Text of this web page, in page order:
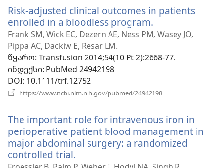
Risk-adjusted clinical outcomes in patients
enrolled in a bloodless program.
ახალი
Frank SM, Wick EC, Dezern AE, Ness PM, Wasey JO,
Pippa AC, Dackiw E, Resar LM.
წყარო‎: Transfusion 2014;54(10 Pt 2):2668-77.
ინდექსი‎: PubMed 24942198
DOI‎: 10.1111/trf.12752
https://www.ncbi.nlm.nih.gov/pubmed/24942198
The important role for intravenous iron in
perioperative patient blood management in
major abdominal surgery: a randomized
controlled trial.